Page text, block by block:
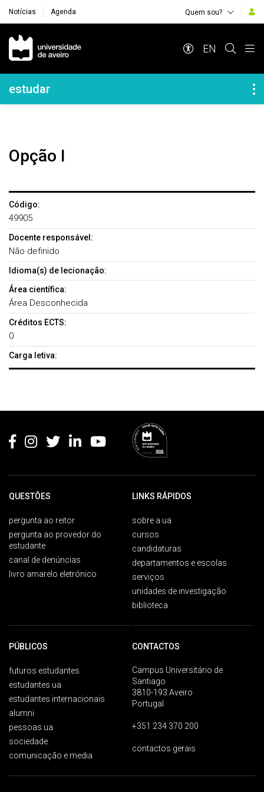
Notícias Agenda Quem sou?
Navegação Principal
EN
Navegação Lateral
estudar
Opção I
Código:
49905
Docente responsável:
Não definido
Idioma(s) de lecionação:
Área científica:
Área Desconhecida
Créditos ECTS:
0
Carga letiva:
QUESTÕES
pergunta ao reitor
pergunta ao provedor do
estudante
canal de denúncias
livro amarelo eletrónico
LINKS RÁPIDOS
sobre a ua
cursos
candidaturas
departamentos e escolas
serviços
unidades de investigação
biblioteca
PÚBLICOS
futuros estudantes
estudantes ua
estudantes internacionais
alumni
pessoas ua
sociedade
comunicação e media
CONTACTOS
Campus Universitário de
Santiago
3810-193 Aveiro
Portugal
+351 234 370 200
contactos gerais